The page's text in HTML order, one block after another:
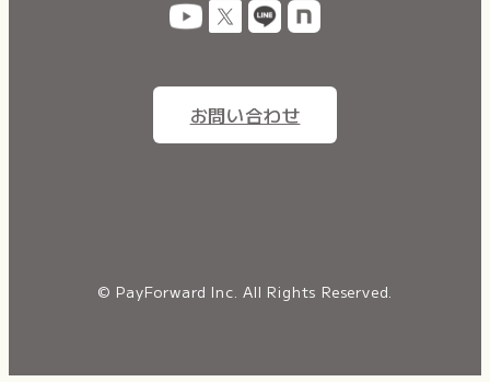
お問い合わせ
© PayForward Inc. All Rights Reserved.